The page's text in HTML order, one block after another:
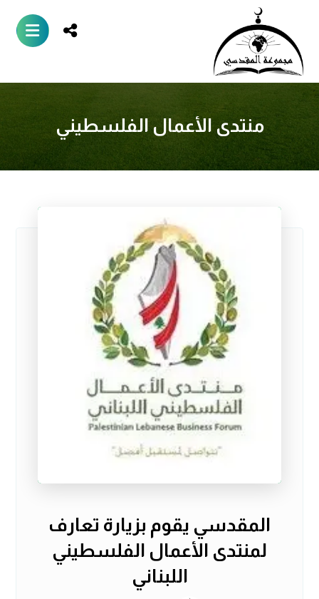
منتدى الأعمال الفلسطيني
المقدسي يقوم بزيارة تعارف
لمنتدى الأعمال الفلسطيني
اللبناني